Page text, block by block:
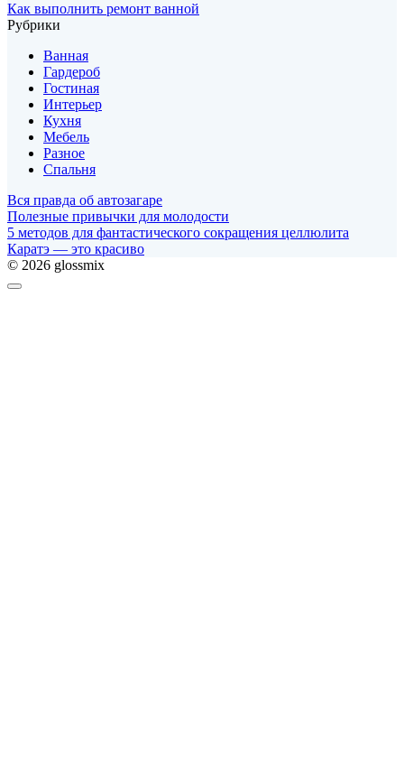
Как выполнить ремонт ванной
Рубрики
Ванная
Гардероб
Гостиная
Интерьер
Кухня
Мебель
Разное
Спальня
Вся правда об автозагаре
Полезные привычки для молодости
5 методов для фантастического сокращения целлюлита
Каратэ — это красиво
© 2026 glossmix